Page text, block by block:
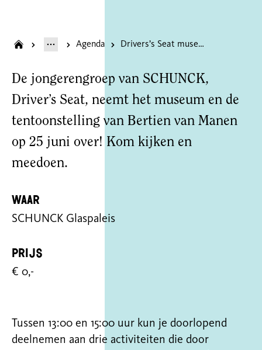
Agenda Drivers’s Seat museum takeover
De jongerengroep van SCHUNCK,
Driver’s Seat, neemt het museum en de
tentoonstelling van Bertien van Manen
op 25 juni over! Kom kijken en
meedoen.
Waar
SCHUNCK Glaspaleis
Prijs
€ 0,-
Tussen 13:00 en 15:00 uur kun je doorlopend
deelnemen aan drie activiteiten die door